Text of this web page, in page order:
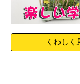
くわしく